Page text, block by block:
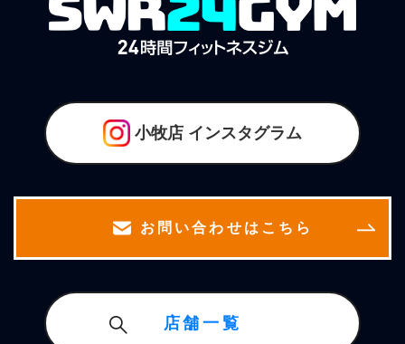
小牧店 インスタグラム
お問い合わせはこちら
店舗一覧